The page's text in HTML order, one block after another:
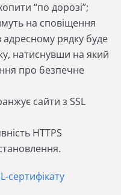
“по дорозі”;
на сповіщення
адресному рядку буде
натиснувши на який
про безпечне
сайти з SSL
HTTPS
сертифікату